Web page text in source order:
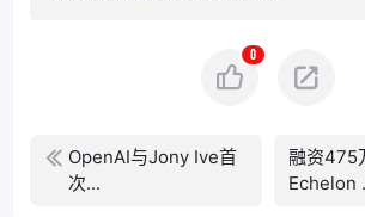
0
OpenAI与Jony Ive首
次...
融资475
Echelon